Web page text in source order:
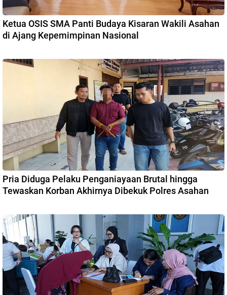
Ketua OSIS SMA Panti Budaya Kisaran Wakili Asahan
di Ajang Kepemimpinan Nasional
Pria Diduga Pelaku Penganiayaan Brutal hingga
Tewaskan Korban Akhirnya Dibekuk Polres Asahan